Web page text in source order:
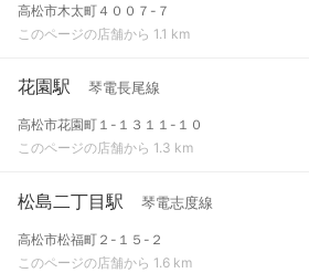
高松市木太町４００７-７
このページの店舗から 1.1 km
花園駅 琴電長尾線
高松市花園町１-１３１１-１０
このページの店舗から 1.3 km
松島二丁目駅 琴電志度線
高松市松福町２-１５-２
このページの店舗から 1.6 km